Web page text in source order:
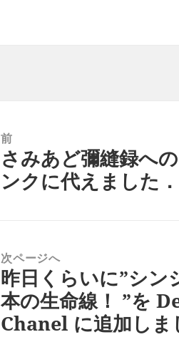
前
前
の
さみあど彌縫録へ
ンクに代えました．
次ページへ
次
の
投
昨日くらいに”シン
本の生命線！ ”を
Chanel に追加しま